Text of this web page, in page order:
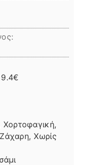
Χορτοφαγική,
Χωρίς